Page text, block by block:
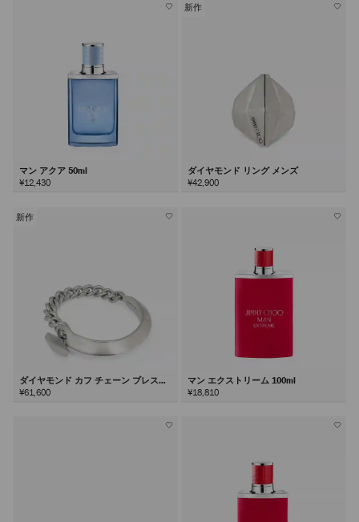
マン アクア 50ml
¥12,430
新作
ダイヤモンド リング メンズ
¥42,900
新作
ダイヤモンド カフ チェーン ブレスレ
ット
¥61,600
マン エクストリーム 100ml
¥18,810